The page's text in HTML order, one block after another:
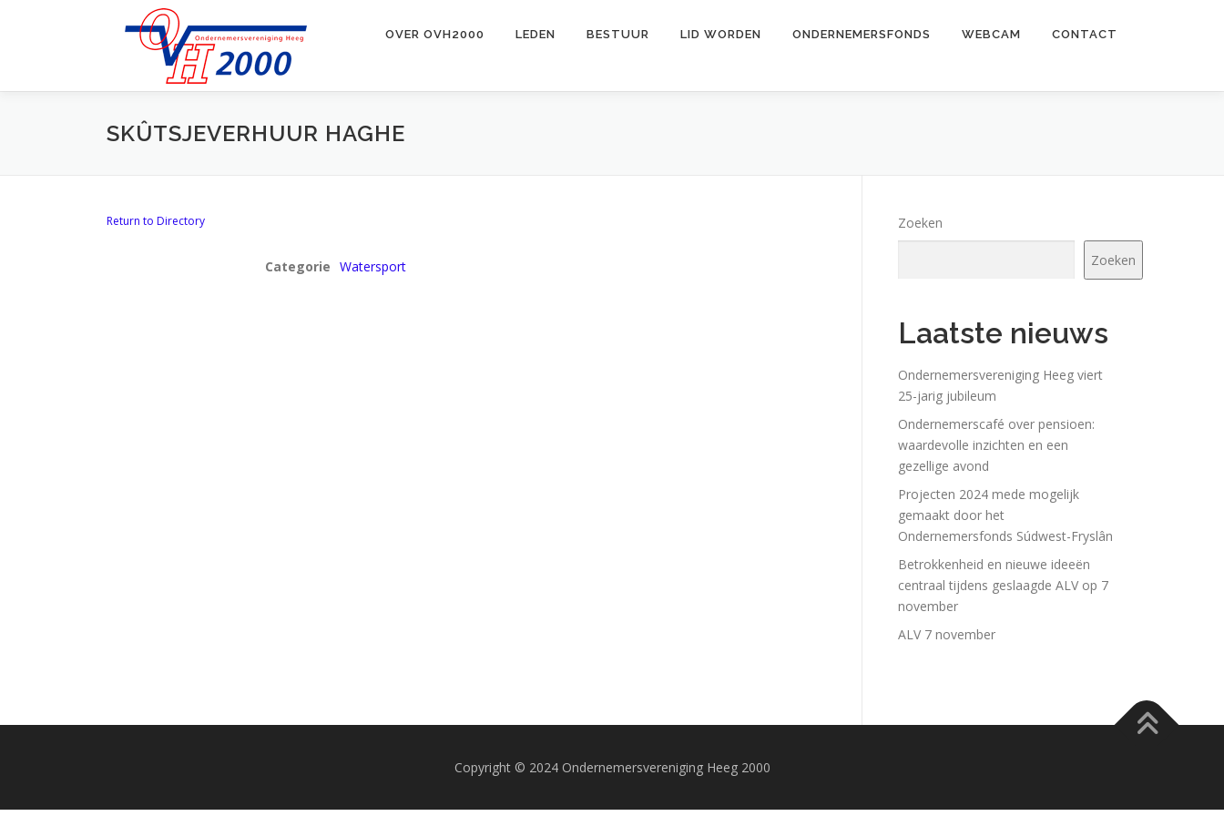
OVER OVH2000 LEDEN BESTUUR LID WORDEN ONDERNEMERSFONDS WEBCAM CONTACT
SKÛTSJEVERHUUR HAGHE
Return to Directory
Categorie Watersport
Zoeken
Zoeken
Laatste nieuws
Ondernemersvereniging Heeg viert
25-jarig jubileum
Ondernemerscafé over pensioen:
waardevolle inzichten en een
gezellige avond
Projecten 2024 mede mogelijk
gemaakt door het
Ondernemersfonds Súdwest-Fryslân
Betrokkenheid en nieuwe ideeën
centraal tijdens geslaagde ALV op 7
november
ALV 7 november
Copyright © 2024 Ondernemersvereniging Heeg 2000